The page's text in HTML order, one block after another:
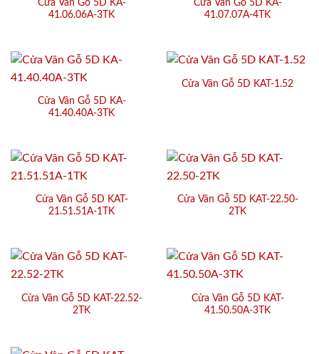
Cửa Vân Gỗ 5D KA-
41.06.06A-3TK
Cửa Vân Gỗ 5D KA-
41.07.07A-4TK
Cửa Vân Gỗ 5D KA-
41.40.40A-3TK
Cửa Vân Gỗ 5D KAT-1.52
Cửa Vân Gỗ 5D KAT-
21.51.51A-1TK
Cửa Vân Gỗ 5D KAT-22.50-
2TK
Cửa Vân Gỗ 5D KAT-22.52-
2TK
Cửa Vân Gỗ 5D KAT-
41.50.50A-3TK